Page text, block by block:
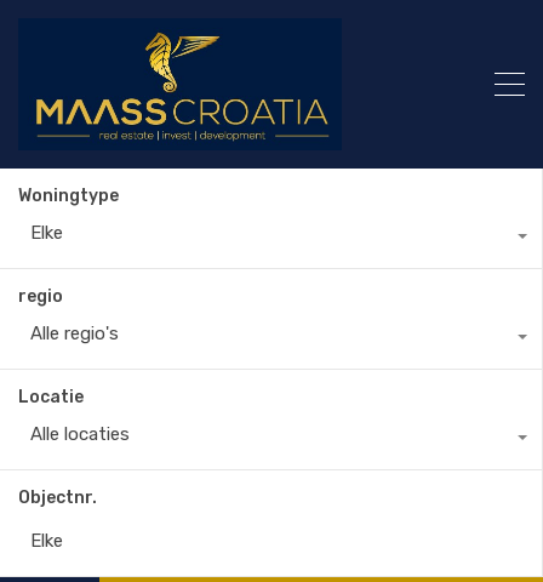
Woningtype
Elke
regio
Alle regio's
Locatie
Alle locaties
Objectnr.